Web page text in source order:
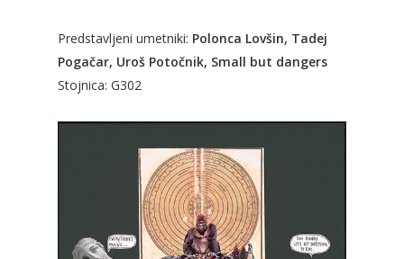
Predstavljeni umetniki: Polonca Lovšin, Tadej
Pogačar, Uroš Potočnik, Small but dangers
Stojnica: G302